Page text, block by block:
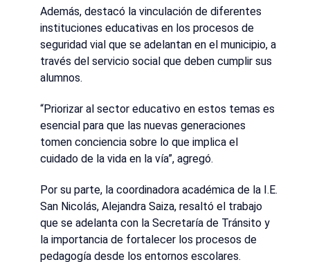
Además, destacó la vinculación de diferentes
instituciones educativas en los procesos de
seguridad vial que se adelantan en el municipio, a
través del servicio social que deben cumplir sus
alumnos.
“Priorizar al sector educativo en estos temas es
esencial para que las nuevas generaciones
tomen conciencia sobre lo que implica el
cuidado de la vida en la vía”, agregó.
Por su parte, la coordinadora académica de la I.E.
San Nicolás, Alejandra Saiza, resaltó el trabajo
que se adelanta con la Secretaría de Tránsito y
la importancia de fortalecer los procesos de
pedagogía desde los entornos escolares.